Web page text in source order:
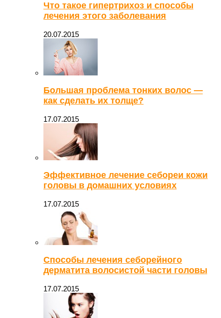
Что такое гипертрихоз и способы
лечения этого заболевания
20.07.2015
Большая проблема тонких волос —
как сделать их толще?
17.07.2015
Эффективное лечение себореи кожи
головы в домашних условиях
17.07.2015
Способы лечения себорейного
дерматита волосистой части головы
17.07.2015